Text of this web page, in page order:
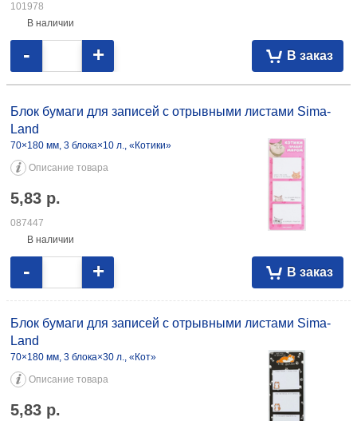
101978
В наличии
В заказ
- +
Блок бумаги для записей с отрывными листами Sima-
Land
70×180 мм, 3 блока×10 л., «Котики»
Описание товара
5,83 р.
087447
В наличии
В заказ
- +
Блок бумаги для записей с отрывными листами Sima-
Land
70×180 мм, 3 блока×30 л., «Кот»
Описание товара
5,83 р.